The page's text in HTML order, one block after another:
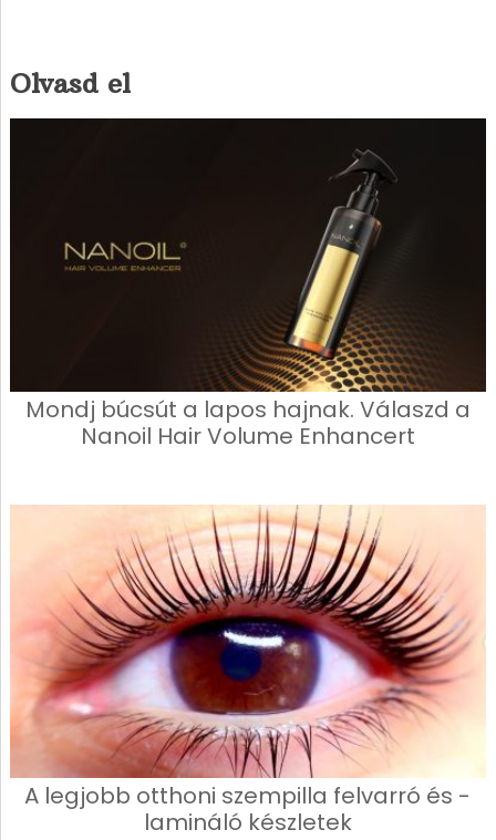
Olvasd el
Mondj búcsút a lapos hajnak. Válaszd a
Nanoil Hair Volume Enhancert
A legjobb otthoni szempilla felvarró és -
lamináló készletek